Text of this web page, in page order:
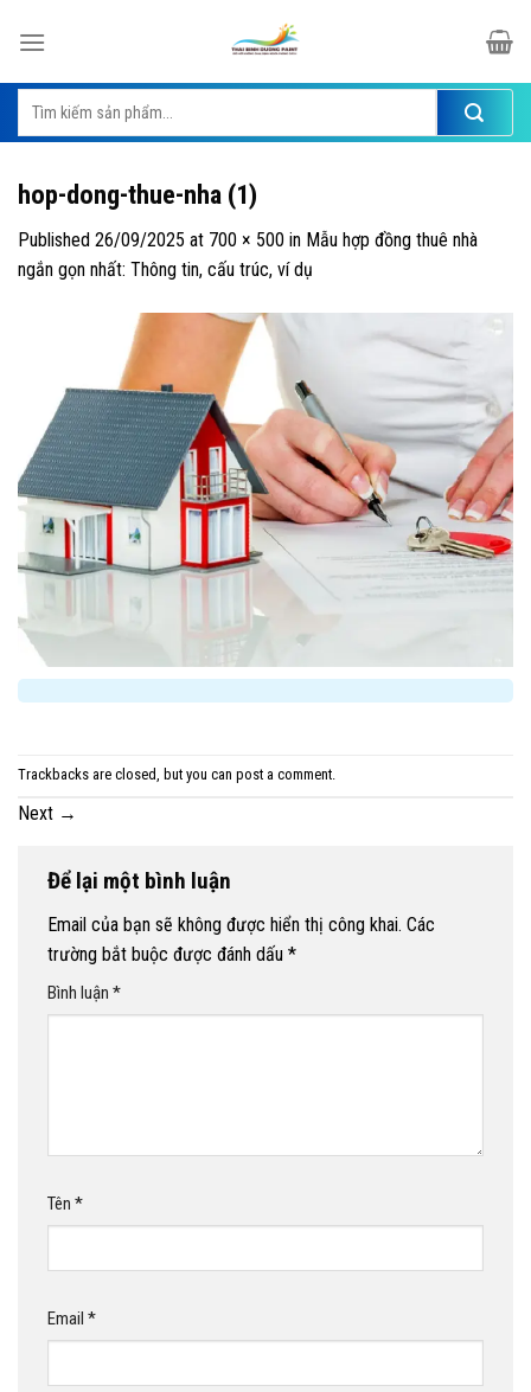
Tìm
kiếm:
hop-dong-thue-nha (1)
Published 26/09/2025 at 700 × 500 in Mẫu hợp đồng thuê nhà
ngắn gọn nhất: Thông tin, cấu trúc, ví dụ
Trackbacks are closed, but you can post a comment.
Next →
Để lại một bình luận
Email của bạn sẽ không được hiển thị công khai. Các
trường bắt buộc được đánh dấu *
Bình luận *
Tên *
Email *